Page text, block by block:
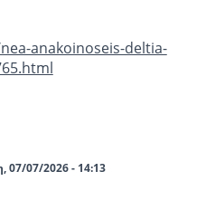
anakoinoseis-deltia-
07/07/2026 - 14:13